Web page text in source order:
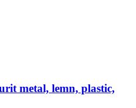
metal, lemn, plastic,